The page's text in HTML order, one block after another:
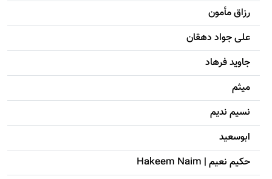
رزاق مأمون
علی جواد دهقان
جاويد فرهاد
میثم
نسیم ندیم
ابوسعيد
حکيم نعيم | Hakeem Naim